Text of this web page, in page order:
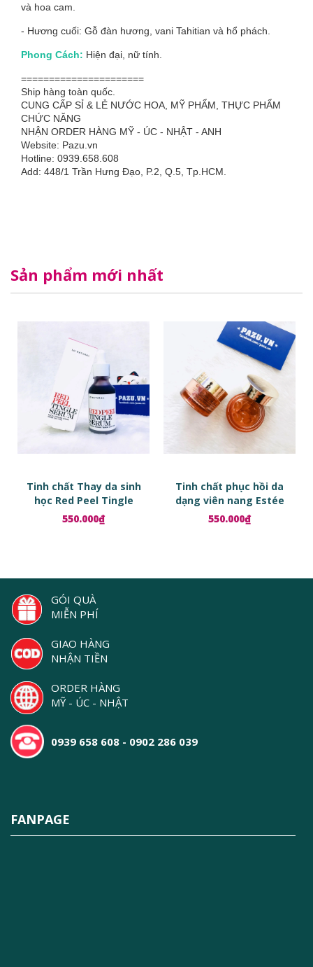
và hoa cam.
- Hương cuối: Gỗ đàn hương, vani Tahitian và hổ phách.
Phong Cách: Hiện đại, nữ tính.
======================
Ship hàng toàn quốc.
CUNG CẤP SỈ & LẺ NƯỚC HOA, MỸ PHẨM, THỰC PHẨM
CHỨC NĂNG
NHẬN ORDER HÀNG MỸ - ÚC - NHẬT - ANH
Website: Pazu.vn
Hotline: 0939.658.608
Add: 448/1 Trần Hưng Đạo, P.2, Q.5, Tp.HCM.
Sản phẩm mới nhất
Tinh chất Thay da sinh
học Red Peel Tingle
Serum
550.000₫
Tinh chất phục hồi da
dạng viên nang Estée
Lauder Advanced Night
Repair Ampoules
550.000₫
GÓI QUÀ
MIỄN PHÍ
GIAO HÀNG
NHẬN TIỀN
ORDER HÀNG
MỸ - ÚC - NHẬT
0939 658 608 - 0902 286 039
FANPAGE